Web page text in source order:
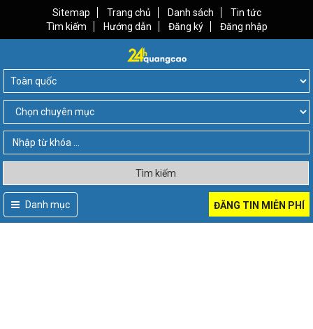
Sitemap Trang chủ Danh sách
Tin tức
Tìm kiếm
Hướng dẫn Đăng ký Đăng nhập
Tìm kiếm
Danh mục ĐĂNG TIN MIỄN PHÍ